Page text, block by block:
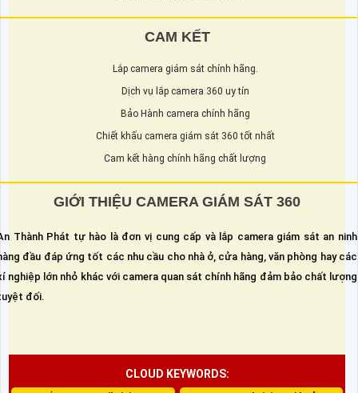
CAM KẾT
Lắp camera giám sát chính hãng.
Dịch vụ lắp camera 360 uy tín
Bảo Hành camera chính hãng
Chiết khấu camera giám sát 360 tốt nhất
Cam kết hàng chính hãng chất lượng
GIỚI THIỆU CAMERA GIÁM SÁT 360
Thành Phát tự hào là đơn vị cung cấp và lắp camera giám sát an ninh
đầu đáp ứng tốt các nhu cầu cho nhà ở, cửa hàng, văn phòng hay các
nghiệp lớn nhỏ khác với camera quan sát chính hãng đảm bảo chất lượng
đối.
CLOUD KEYWORDS: